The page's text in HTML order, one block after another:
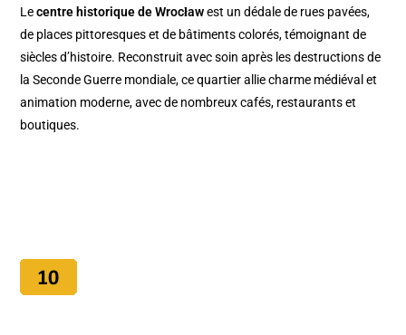
Lecentre historique de Wrocławest un dédale de rues pavées,
de places pittoresques et de bâtiments colorés, témoignant de
siècles d’histoire. Reconstruit avec soin après les destructions de
la Seconde Guerre mondiale, ce quartier allie charme médiéval et
animation moderne, avec de nombreux cafés, restaurants et
boutiques. ​